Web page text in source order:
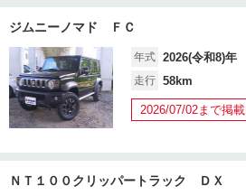
ジムニーノマド ＦＣ
年式 2026(令和8)年
走行 58km
2026/07/02まで掲載
ＮＴ１００クリッパートラック ＤＸ